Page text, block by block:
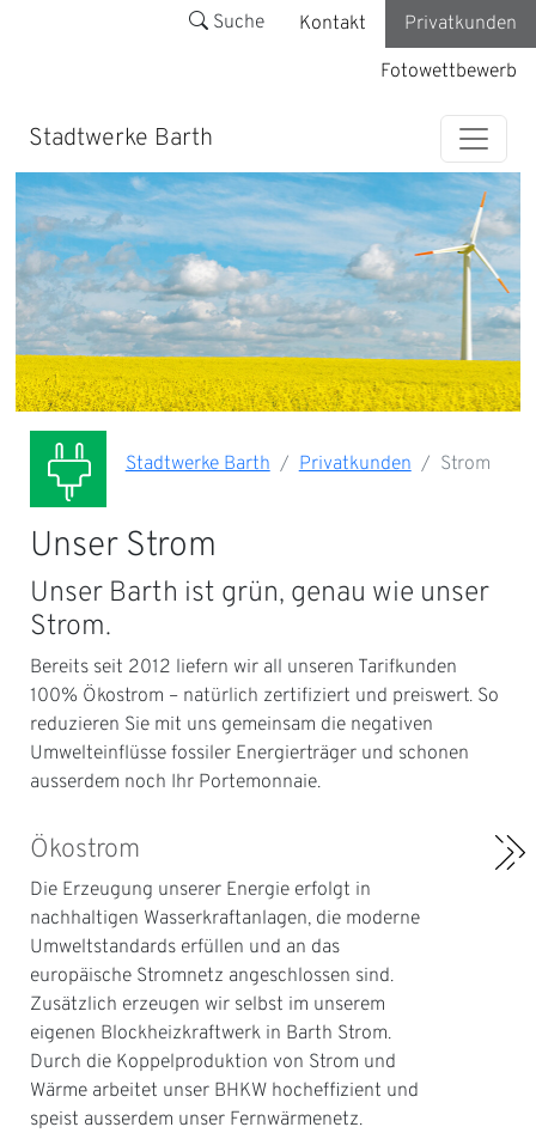
Suche Kontakt
Privatkunden
Fotowettbewerb
Stadtwerke Barth
Stadtwerke Barth Privatkunden Strom
Unser Strom
Unser Barth ist grün, genau wie unser
Strom.
Bereits seit 2012 liefern wir all unseren Tarifkunden
100% Ökostrom – natürlich zertifiziert und preiswert. So
reduzieren Sie mit uns gemeinsam die negativen
Umwelteinflüsse fossiler Energierträger und schonen
ausserdem noch Ihr Portemonnaie.
Ökostrom
Die Erzeugung unserer Energie erfolgt in
nachhaltigen Wasserkraftanlagen, die moderne
Umweltstandards erfüllen und an das
europäische Stromnetz angeschlossen sind.
Zusätzlich erzeugen wir selbst im unserem
eigenen Blockheizkraftwerk in Barth Strom.
Durch die Koppelproduktion von Strom und
Wärme arbeitet unser BHKW hocheffizient und
speist ausserdem unser Fernwärmenetz.